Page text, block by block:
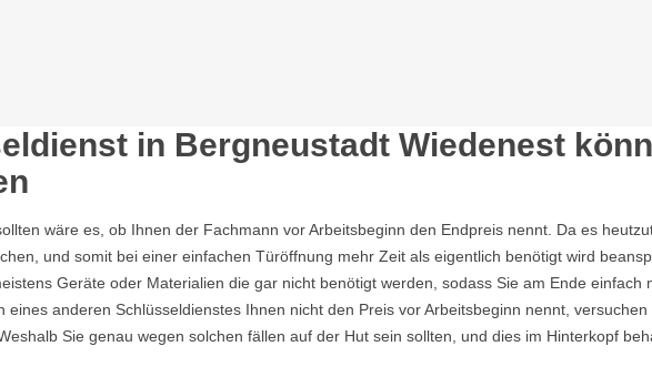
in Bergneustadt Wiedenest
wäre es, ob Ihnen der Fachmann vor Arbeitsbeginn den Endpreis nennt. Da es
und somit bei einer einfachen Türöffnung mehr Zeit als eigentlich benötigt wird
Geräte oder Materialien die gar nicht benötigt werden, sodass Sie am Ende
anderen Schlüsseldienstes Ihnen nicht den Preis vor Arbeitsbeginn nennt,
Sie genau wegen solchen fällen auf der Hut sein sollten, und dies im Hinterkopf